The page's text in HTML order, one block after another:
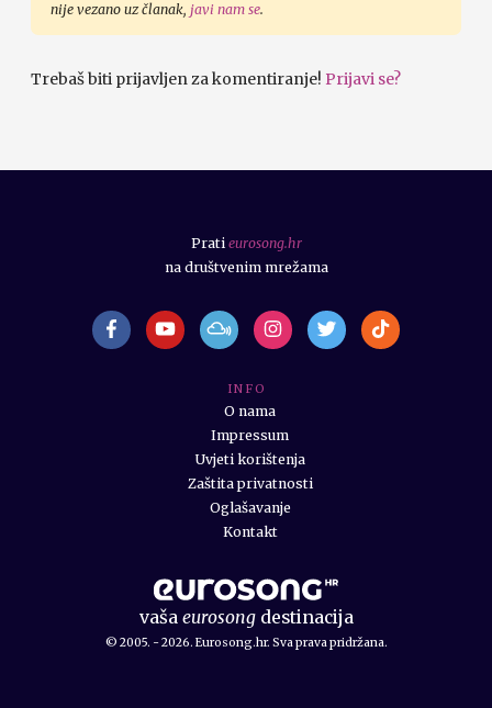
nije vezano uz članak, javi nam se.
Trebaš biti prijavljen za komentiranje! Prijavi se?
vaša eurosongdestinacija
© 2005. - 2026. Eurosong.hr. Sva prava pridržana.
I N F O
O nama
Impressum
Uvjeti korištenja
Zaštita privatnosti
Oglašavanje
Kontakt
Prati eurosong.hr
na društvenim mrežama